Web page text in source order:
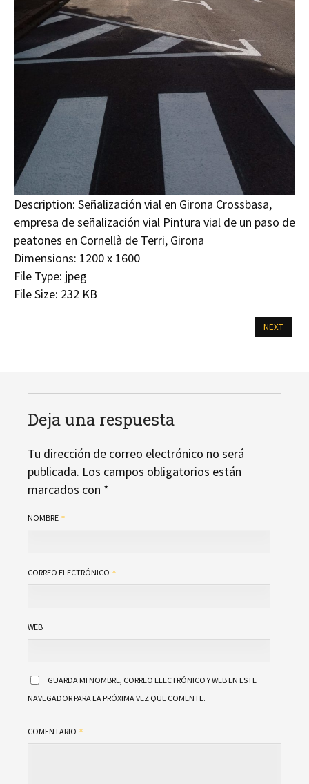
Description: Señalización vial en Girona Crossbasa,
empresa de señalización vial Pintura vial de un paso de
peatones en Cornellà de Terri, Girona
Dimensions: 1200 x 1600
File Type: jpeg
File Size: 232 KB
NEXT
Deja una respuesta
Tu dirección de correo electrónico no será
publicada. Los campos obligatorios están
marcados con *
NOMBRE
CORREO ELECTRÓNICO
WEB
GUARDA MI NOMBRE, CORREO ELECTRÓNICO Y WEB EN ESTE
NAVEGADOR PARA LA PRÓXIMA VEZ QUE COMENTE.
COMENTARIO